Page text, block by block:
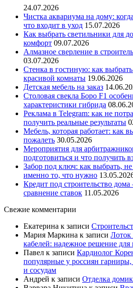
24.07.2026
Чистка аквариума на дому:
что входит в уход 15.07.2026
Как выбрать светильники для
комфорт 09.07.2026
Алмазное сверление в
03.07.2026
Стенка в гостиную: как
красивой комнаты 19.06.2026
Детская мебель на заказ
Столовая свекла Боро F1
характеристики гибрида
Реклама в Telegram: как не
получить реальные результаты
Мебель, которая работает: как
пожалеть 30.05.2026
Мероприятия для
подготовиться и что получить
Забор под ключ: как выбрать,
именно то, что нужно
Кредит под строительство
сравнение ставок 11.05.2026
Свежие комментарии
Екатерина к записи
Мария Маркина к записи Лоток
кабелей: надежное решение для
Павел к записи Кардиолог
популярные у россиян гарниры,
и сосудам
Андрей к записи Отделка